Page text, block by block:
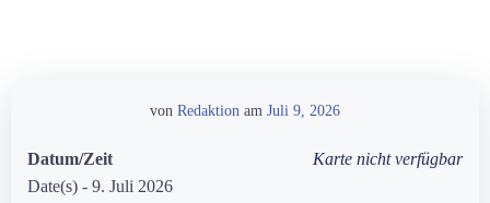
von Redaktion am Juli 9, 2026
Karte nicht verfügbar
Datum/Zeit
Date(s) - 9. Juli 2026